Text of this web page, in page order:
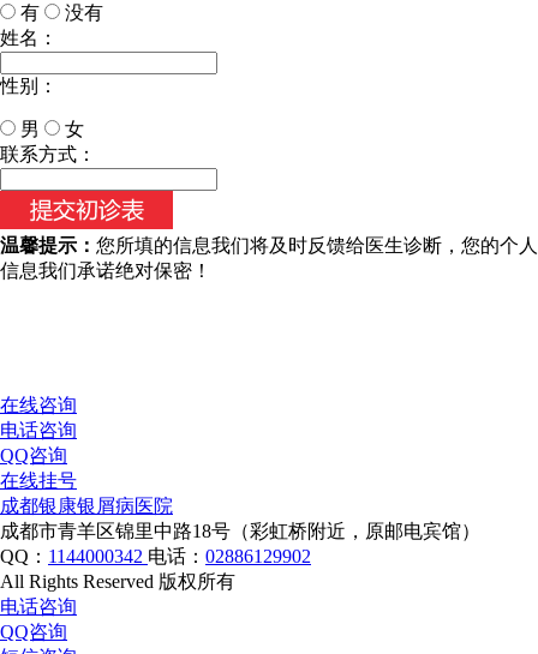
有
没有
姓名：
性别：
男
女
今天日期：
联系方式：
温馨提示： 您所填的信息我们将及时反馈给医生诊断，您的个人
信息我们承诺绝对保密！
在线咨询
电话咨询
QQ咨询
在线挂号
成都银康银屑病医院
成都市青羊区锦里中路18号（彩虹桥附近，原邮电宾馆）
QQ： 1144000342 电话： 02886129902
All Rights Reserved 版权所有
电话咨询
QQ咨询